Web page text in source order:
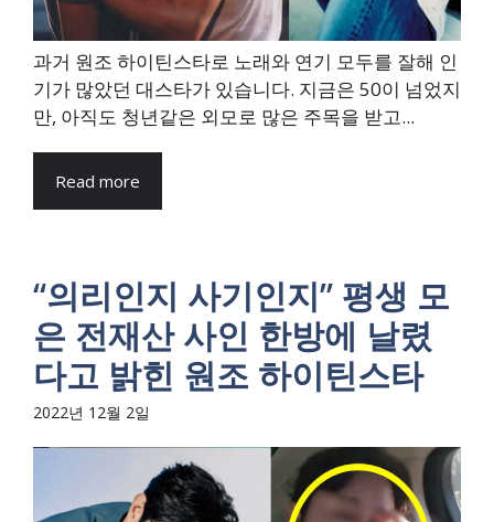
과거 원조 하이틴스타로 노래와 연기 모두를 잘해 인
기가 많았던 대스타가 있습니다. 지금은 50이 넘었지
만, 아직도 청년같은 외모로 많은 주목을 받고...
Read more
“의리인지 사기인지” 평생 모
은 전재산 사인 한방에 날렸
다고 밝힌 원조 하이틴스타
2022년 12월 2일